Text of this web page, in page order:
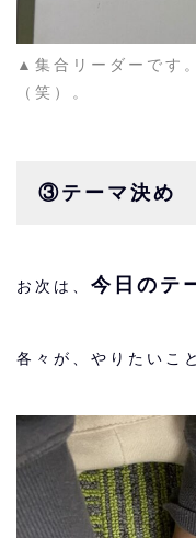
▲集合リーダーです
（笑）。
③テーマ決め
お次は、 今日のテ
各々が、やりたいこ